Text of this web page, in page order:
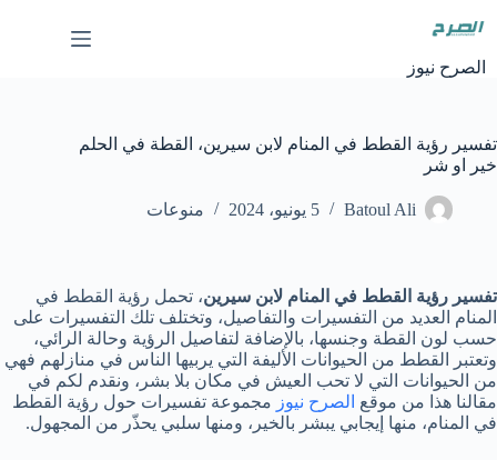
إلى
الصرح نيوز
تفسير رؤية القطط في المنام لابن سيرين، القطة في الحلم
خير او شر
Batoul Ali 5 يونيو، 2024 منوعات
تفسير رؤية القطط في المنام لابن سيرين، تحمل رؤية القطط في
المنام العديد من التفسيرات والتفاصيل، وتختلف تلك التفسيرات على
حسب لون القطة وجنسها، بالإضافة لتفاصيل الرؤية وحالة الرائي،
وتعتبر القطط من الحيوانات الأليفة التي يربيها الناس في منازلهم فهي
من الحيوانات التي لا تحب العيش في مكان بلا بشر، ونقدم لكم في
مقالنا هذا من موقع الصرح نيوز مجموعة تفسيرات حول رؤية القطط
في المنام، منها إيجابي يبشر بالخير، ومنها سلبي يحذّر من المجهول.